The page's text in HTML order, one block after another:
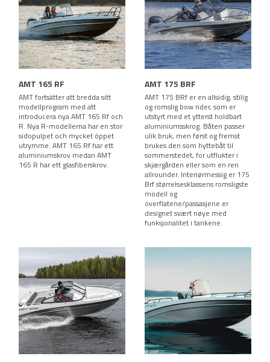
AMT 165 RF
AMT fortsätter att bredda sitt
modellprogram med att
introducera nya AMT 165 Rf och
R. Nya R-modellerna har en stor
sidopulpet och mycket öppet
utrymme. AMT 165 Rf har ett
aluminiumskrov medan AMT
165 R har ett glasfiberskrov.
AMT 175 BRF
AMT 175 BRf er en allsidig, stilig
og romslig bow rider, som er
utstyrt med et ytterst holdbart
aluminiumsskrog. Båten passer
ulik bruk, men først og fremst
brukes den som hyttebåt til
sommerstedet, for utflukter i
skjærgården eller som en ren
allrounder. Interiørmessig er 175
Brf størrelsesklassens romsligste
modell og
overflatene/passasjene er
designet svært nøye med
funksjonalitet i tankene.